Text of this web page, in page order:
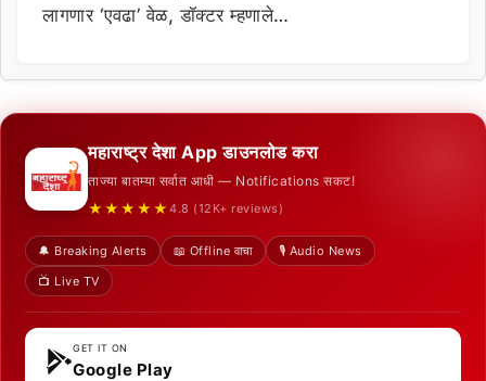
लागणार ‘एवढा’ वेळ, डॉक्टर म्हणाले…
महाराष्ट्र देशा App डाउनलोड करा
ताज्या बातम्या सर्वात आधी — Notifications सकट!
★★★★★ 4.8 (12K+ reviews)
🔔 Breaking Alerts 📖 Offline वाचा
🎙️ Audio News
📺 Live TV
GET IT ON
Google Play